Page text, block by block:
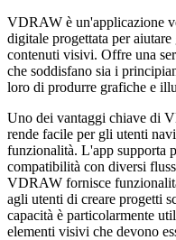
VDRAW è un'applicazione
digitale progettata per
contenuti visivi. Offre una
che soddisfano sia i
loro di produrre grafiche e
Uno dei vantaggi chiave di
rende facile per gli utenti
funzionalità. L'app supporta
compatibilità con diversi
VDRAW fornisce
agli utenti di creare progetti
capacità è particolarmente
elementi visivi che devono